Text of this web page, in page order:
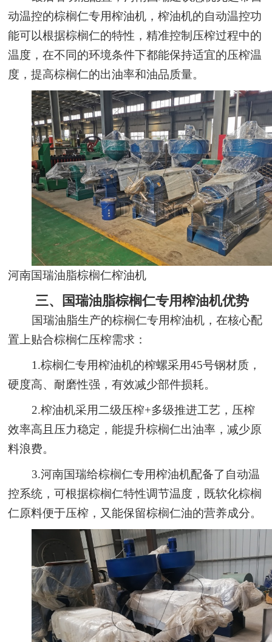
动温控的棕榈仁专用榨油机，榨油机的自动温控功
能可以根据棕榈仁的特性，精准控制压榨过程中的
温度，在不同的环境条件下都能保持适宜的压榨温
度，提高棕榈仁的出油率和油品质量。
河南国瑞油脂棕榈仁榨油机
三、国瑞油脂棕榈仁专用榨油机优势
国瑞油脂生产的棕榈仁专用榨油机，在核心配
置上贴合棕榈仁压榨需求：
1.棕榈仁专用榨油机的榨螺采用45号钢材质，
硬度高、耐磨性强，有效减少部件损耗。
2.榨油机采用二级压榨+多级推进工艺，压榨
效率高且压力稳定，能提升棕榈仁出油率，减少原
料浪费。
3.河南国瑞给棕榈仁专用榨油机配备了自动温
控系统，可根据棕榈仁特性调节温度，既软化棕榈
仁原料便于压榨，又能保留棕榈仁油的营养成分。